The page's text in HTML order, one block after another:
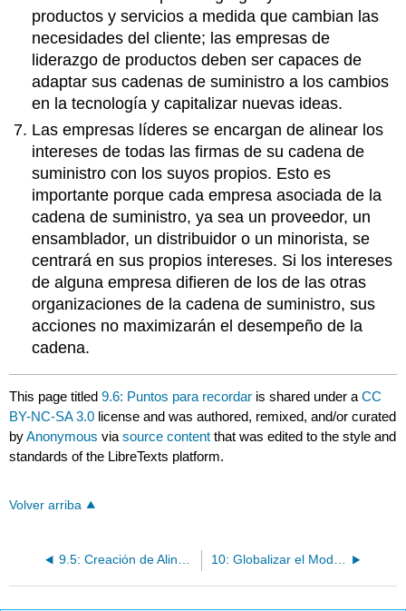
productos y servicios a medida que cambian las
necesidades del cliente; las empresas de
liderazgo de productos deben ser capaces de
adaptar sus cadenas de suministro a los cambios
en la tecnología y capitalizar nuevas ideas.
Las empresas líderes se encargan de alinear los
intereses de todas las firmas de su cadena de
suministro con los suyos propios. Esto es
importante porque cada empresa asociada de la
cadena de suministro, ya sea un proveedor, un
ensamblador, un distribuidor o un minorista, se
centrará en sus propios intereses. Si los intereses
de alguna empresa difieren de los de las otras
organizaciones de la cadena de suministro, sus
acciones no maximizarán el desempeño de la
cadena.
This page titled9.6: Puntos para recordar is shared under aCC
BY-NC-SA 3.0 license and was authored, remixed, and/or curated
byAnonymous viasource content that was edited to the style and
standards of the LibreTexts platform.
Volver arriba
9.5: Creación de Alineación de Cadena de Suministro 10: Globalizar el Modelo de Gestión